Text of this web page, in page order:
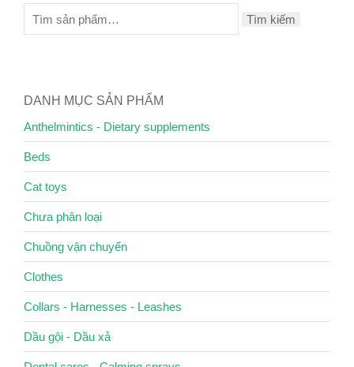
Tìm kiếm
DANH MỤC SẢN PHẨM
Anthelmintics - Dietary supplements
Beds
Cat toys
Chưa phân loại
Chuồng vận chuyển
Clothes
Collars - Harnesses - Leashes
Dầu gội - Dầu xả